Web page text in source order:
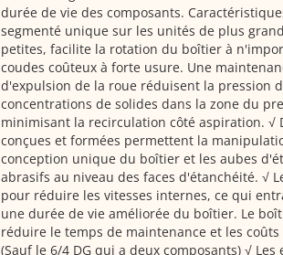
durée de vie des composants.
segmenté unique sur les unités de plus
petites, facilite la rotation du boîtier à
coudes coûteux à forte usure. Une
d'expulsion de la roue réduisent la pression
concentrations de solides dans la zone du
minimisant la recirculation côté aspiration. √
conçues et formées permettent la
conception unique du boîtier et les aubes
abrasifs au niveau des faces d'étanchéité. √
pour réduire les vitesses internes, ce qui
une durée de vie améliorée du boîtier. Le
réduire le temps de maintenance et les
(Sauf le 6/4 DG qui a deux composants) √